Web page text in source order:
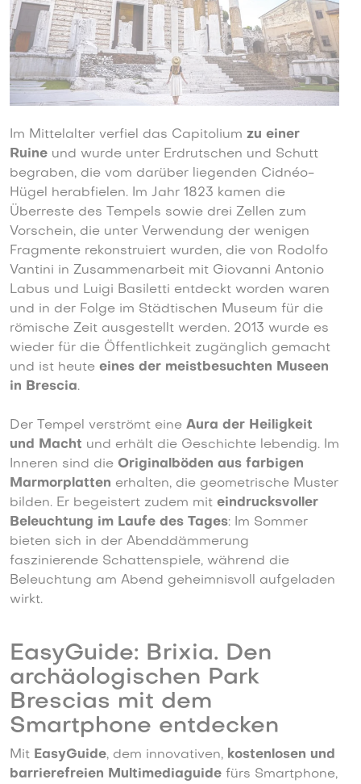
Im Mittelalter verfiel das Capitolium zu einer
Ruine und wurde unter Erdrutschen und Schutt
begraben, die vom darüber liegenden Cidnéo-
Hügel herabfielen. Im Jahr 1823 kamen die
Überreste des Tempels sowie drei Zellen zum
Vorschein, die unter Verwendung der wenigen
Fragmente rekonstruiert wurden, die von Rodolfo
Vantini in Zusammenarbeit mit Giovanni Antonio
Labus und Luigi Basiletti entdeckt worden waren
und in der Folge im Städtischen Museum für die
römische Zeit ausgestellt werden. 2013 wurde es
wieder für die Öffentlichkeit zugänglich gemacht
und ist heute eines der meistbesuchten Museen
in Brescia.
Der Tempel verströmt eine Aura der Heiligkeit
und Macht und erhält die Geschichte lebendig. Im
Inneren sind die Originalböden aus farbigen
Marmorplatten erhalten, die geometrische Muster
bilden. Er begeistert zudem mit eindrucksvoller
Beleuchtung im Laufe des Tages: Im Sommer
bieten sich in der Abenddämmerung
faszinierende Schattenspiele, während die
Beleuchtung am Abend geheimnisvoll aufgeladen
wirkt.
EasyGuide: Brixia. Den
archäologischen Park
Brescias mit dem
Smartphone entdecken
Mit EasyGuide, dem innovativen, kostenlosen und
barrierefreien Multimediaguide fürs Smartphone,